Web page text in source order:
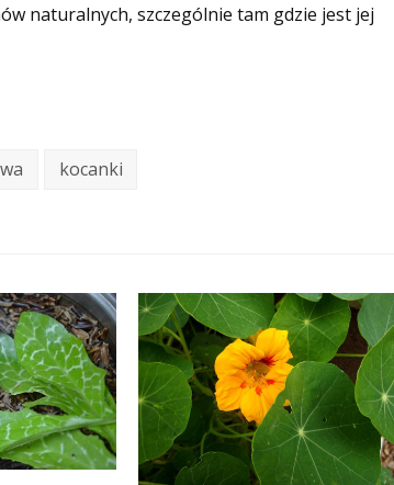
naturalnych, szczególnie tam gdzie jest jej
kocanki